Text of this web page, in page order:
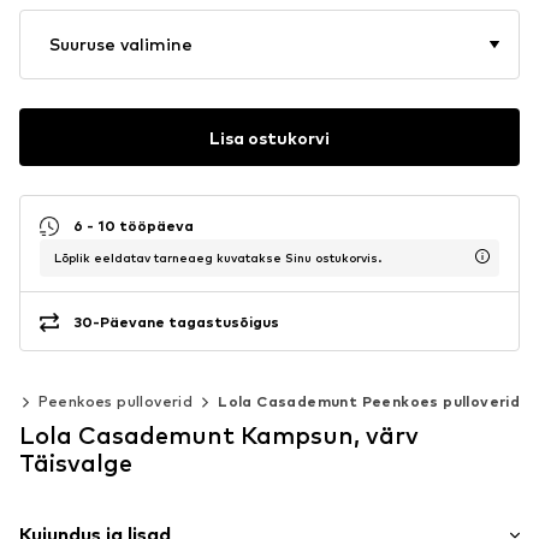
Suuruse valimine
Lisa ostukorvi
6 - 10 tööpäeva
Lõplik eeldatav tarneaeg kuvatakse Sinu ostukorvis.
30-Päevane tagastusõigus
Peenkoes pulloverid Lola Casademunt Peenkoes pulloverid
Lola Casademunt Kampsun, värv
Täisvalge